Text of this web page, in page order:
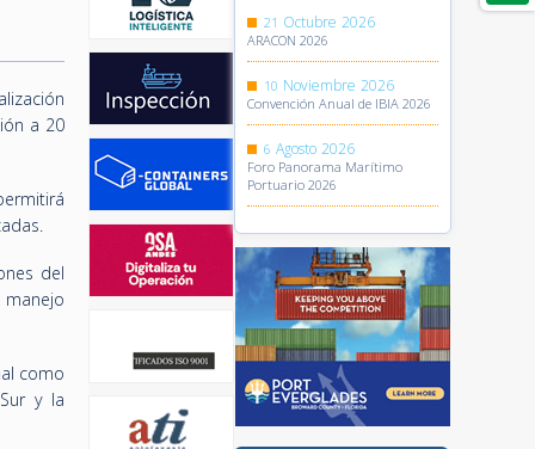
a 20
del
manejo
como
y la
21 Octubre 2026
ARACON 2026
10 Noviembre 2026
Convención Anual de IBIA 2026
6 Agosto 2026
Foro Panorama Marítimo
Portuario 2026